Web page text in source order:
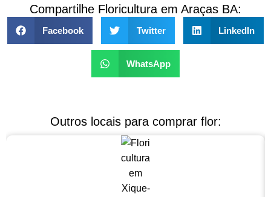
Compartilhe Floricultura em Araças BA:
Facebook Twitter LinkedIn
WhatsApp
Outros locais para comprar flor: